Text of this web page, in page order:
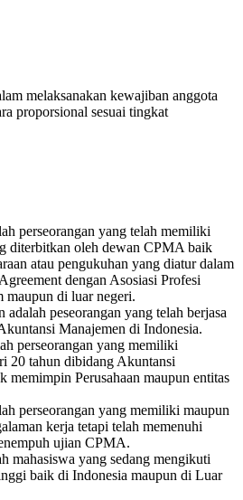
melaksanakan kewajiban anggota
proporsional sesuai tingkat
perseorangan yang telah memiliki
diterbitkan oleh dewan CPMA baik
atau pengukuhan yang diatur dalam
dengan Asosiasi Profesi
maupun di luar negeri.
peseorangan yang telah berjasa
Manajemen di Indonesia.
perseorangan yang memiliki
20 tahun dibidang Akuntansi
memimpin Perusahaan maupun entitas
perseorangan yang memiliki maupun
kerja tetapi telah memenuhi
ujian CPMA.
mahasiswa yang sedang mengikuti
baik di Indonesia maupun di Luar